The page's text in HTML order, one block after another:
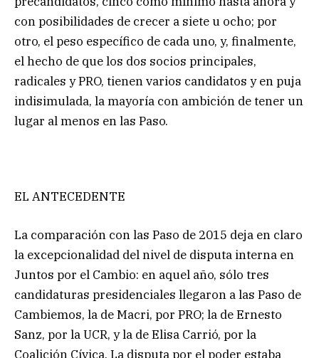
con posibilidades de crecer a siete u ocho; por
otro, el peso específico de cada uno, y, finalmente,
el hecho de que los dos socios principales,
radicales y PRO, tienen varios candidatos y en puja
indisimulada, la mayoría con ambición de tener un
lugar al menos en las Paso.
EL ANTECEDENTE
La comparación con las Paso de 2015 deja en claro
la excepcionalidad del nivel de disputa interna en
Juntos por el Cambio: en aquel año, sólo tres
candidaturas presidenciales llegaron a las Paso de
Cambiemos, la de Macri, por PRO; la de Ernesto
Sanz, por la UCR, y la de Elisa Carrió, por la
Coalición Cívica. La disputa por el poder estaba